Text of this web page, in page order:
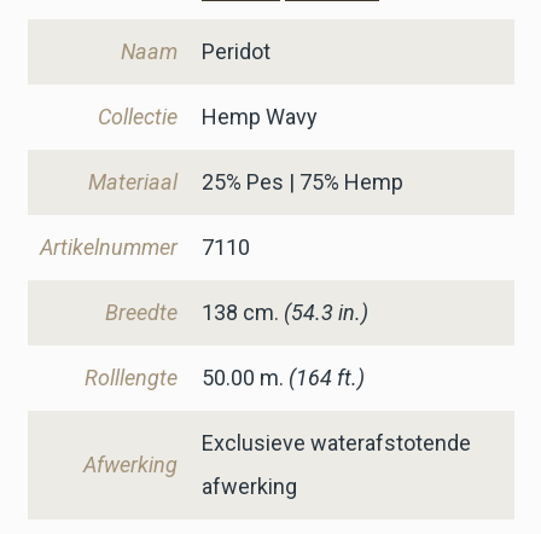
Naam Peridot
Collectie Hemp Wavy
Materiaal 25% Pes | 75% Hemp
Artikelnummer 7110
Breedte 138 cm. (54.3 in.)
Rolllengte 50.00 m. (164 ft.)
Afwerking
Exclusieve waterafstotende
afwerking